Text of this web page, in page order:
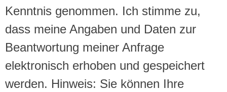
Kenntnis genommen. Ich stimme zu,
dass meine Angaben und Daten zur
Beantwortung meiner Anfrage
elektronisch erhoben und gespeichert
werden. Hinweis: Sie können Ihre